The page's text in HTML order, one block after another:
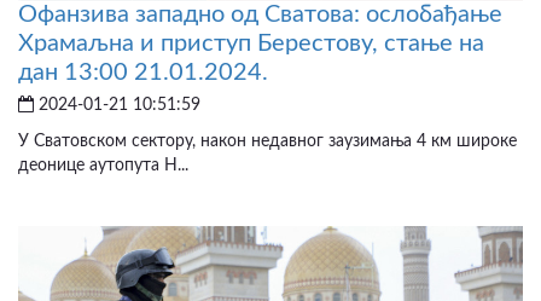
Офанзива западно од Сватова: ослобађање
Храмаљна и приступ Берестову, стање на
дан 13:00 21.01.2024.
2024-01-21 10:51:59
У Сватовском сектору, након недавног заузимања 4 км широке
деонице аутопута Н...